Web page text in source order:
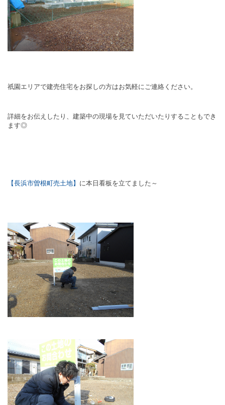
祇園エリアで建売住宅をお探しの方はお気軽にご連絡ください。
詳細をお伝えしたり、建築中の現場を見ていただいたりすることもでき
ます◎
【長浜市曽根町売土地】 に本日看板を立てました～